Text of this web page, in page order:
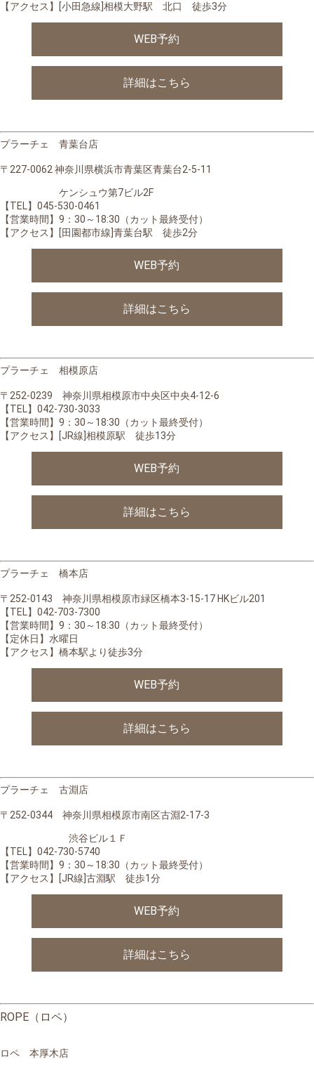
【アクセス】[小田急線]相模大野駅 北口 徒歩3分
WEB予約
詳細はこちら
プラーチェ 青葉台店
〒227‐0062 神奈川県横浜市青葉区青葉台2-5-11
ケンシュウ第7ビル2F
【TEL】045-530-0461
【営業時間】 9：30～18:30（カット最終受付）
【アクセス】[田園都市線]青葉台駅 徒歩2分
WEB予約
詳細はこちら
プラーチェ 相模原店
〒252-0239 神奈川県相模原市中央区中央4-12-6
【TEL】042-730-3033
【営業時間】 9：30～18:30（カット最終受付）
【アクセス】[JR線]相模原駅 徒歩13分
WEB予約
詳細はこちら
プラーチェ 橋本店
〒252-0143 神奈川県相模原市緑区橋本3-15-17 HKビル201
【TEL】042-703-7300
【営業時間】 9：30～18:30（カット最終受付）
【定休日】水曜日
【アクセス】橋本駅より徒歩3分
WEB予約
詳細はこちら
プラーチェ 古淵店
〒252-0344 神奈川県相模原市南区古淵2-17-3
渋谷ビル１Ｆ
【TEL】042-730-5740
【営業時間】 9：30～18:30（カット最終受付）
【アクセス】[JR線]古淵駅 徒歩1分
WEB予約
詳細はこちら
ROPE（ロペ）
ロペ 本厚木店